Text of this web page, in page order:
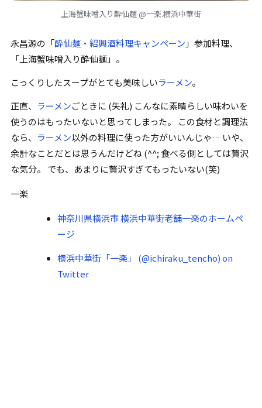
上海蟹味噌入り酔仙麺 @一楽.横浜中華街
永昌源の 「酔仙麺・紹興酒料理キャンペーン 」 参加料理、
「上海蟹味噌入り酔仙麺」 。
こっくりしたスープがとても美味しいラーメン。
正直、 ラーメンごときに (失礼) こんなに素晴らしい味わいを
使うのはもったいないと思ってしまった。 この食材と調理法
なら、 ラーメン以外の料理に使った方がいいんじゃ… いや、
余計なことだとは思うんだけどね (^^; 食べる側としては贅沢
な気分。 でも、あまりに贅沢すぎてもったいない(笑)
一楽
神奈川県横浜市 横浜中華街老舗一楽のホームペ
ージ
横浜中華街「一楽」 (@ichiraku_tencho) on
Twitter